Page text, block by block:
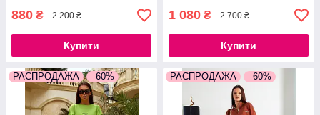
880 ₴ 2 200 ₴
Купити
1 080 ₴ 2 700 ₴
Купити
РАСПРОДАЖА –60% РАСПРОДАЖА –60%